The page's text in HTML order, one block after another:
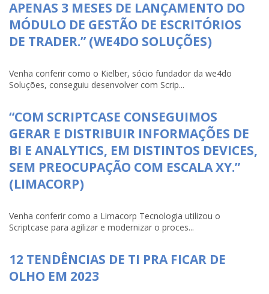
APENAS 3 MESES DE LANÇAMENTO DO
MÓDULO DE GESTÃO DE ESCRITÓRIOS
DE TRADER.” (WE4DO SOLUÇÕES)
Venha conferir como o Kielber, sócio fundador da we4do
Soluções, conseguiu desenvolver com Scrip...
“COM SCRIPTCASE CONSEGUIMOS
GERAR E DISTRIBUIR INFORMAÇÕES DE
BI E ANALYTICS, EM DISTINTOS DEVICES,
SEM PREOCUPAÇÃO COM ESCALA XY.”
(LIMACORP)
Venha conferir como a Limacorp Tecnologia utilizou o
Scriptcase para agilizar e modernizar o proces...
12 TENDÊNCIAS DE TI PRA FICAR DE
OLHO EM 2023